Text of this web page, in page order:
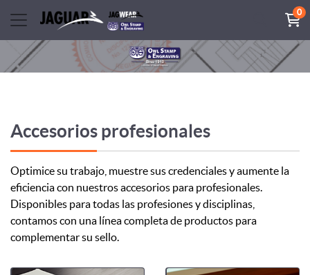
0
Accesorios profesionales
Optimice su trabajo, muestre sus credenciales y aumente la
eficiencia con nuestros accesorios para profesionales.
Disponibles para todas las profesiones y disciplinas,
contamos con una línea completa de productos para
complementar su sello.